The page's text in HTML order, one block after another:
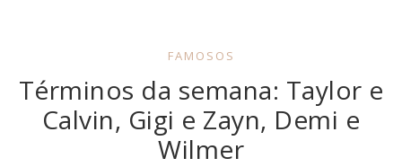
FAMOSOS
Términos da semana: Taylor e
Calvin, Gigi e Zayn, Demi e
Wilmer